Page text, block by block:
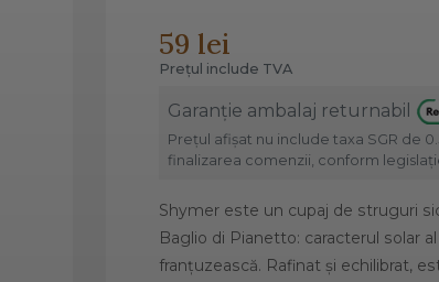
59 lei
Prețul include TVA
Garanție ambalaj returnabil
Prețul afișat nu include taxa SGR de
finalizarea comenzii, conform
Shymer este un cupaj de struguri
Baglio di Pianetto: caracterul solar
franțuzească. Rafinat și echilibrat,